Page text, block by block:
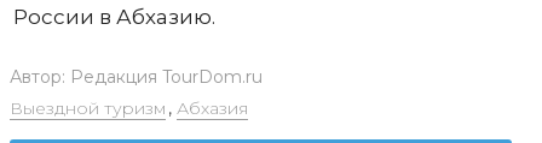
России в Абхазию.
Автор: Редакция TourDom.ru
Выездной туризм , Абхазия